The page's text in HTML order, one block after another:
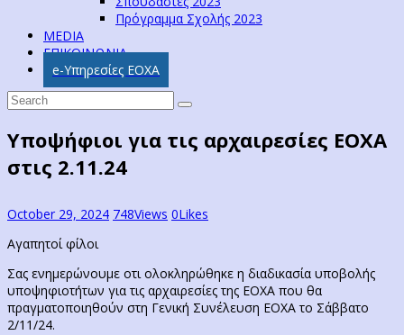
Πρόγραμμα Σχολής 2023
MEDIA
ΕΠΙΚΟΙΝΩΝΙΑ
e-Υπηρεσίες ΕΟΧΑ
Υποψήφιοι για τις αρχαιρεσίες ΕΟΧΑ
στις 2.11.24
October 29, 2024 748Views 0Likes
Αγαπητοί φίλοι
Σας ενημερώνουμε οτι ολοκληρώθηκε η διαδικασία υποβολής
υποψηφιοτήτων για τις αρχαιρεσίες της ΕΟΧΑ που θα
πραγματοποιηθούν στη Γενική Συνέλευση ΕΟΧΑ το Σάββατο
2/11/24.